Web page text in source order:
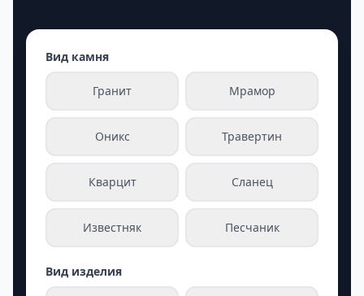
Вид камня
Гранит Мрамор
Оникс Травертин
Кварцит Сланец
Известняк Песчаник
Вид изделия